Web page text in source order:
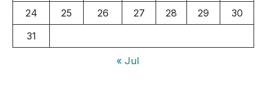
24
25 26 27 28 29
30
31
« Jul